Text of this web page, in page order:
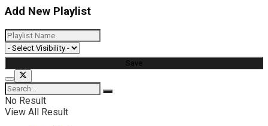
Add New Playlist
No Result
View All Result